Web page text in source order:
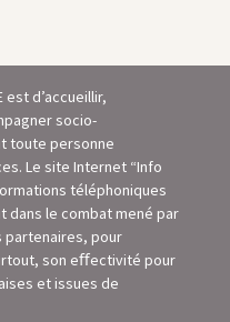
est d’accueillir,
socio-
toute personne
Le site Internet “Info
téléphoniques
dans le combat mené par
partenaires, pour
son eﬀectivité pour
et issues de